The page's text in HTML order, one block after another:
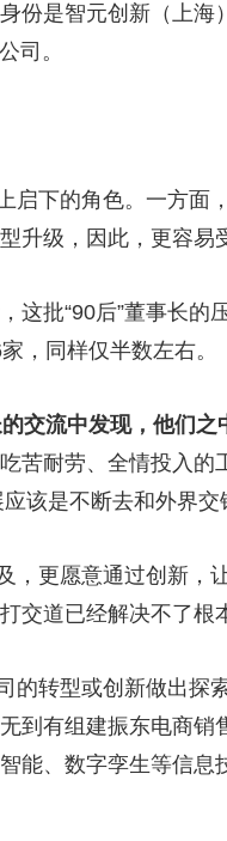
份是智元创新（上
司。
下的角色。一方面
升级，因此，更容易
批“90后”董事长的
，同样仅半数左右。
交流中发现，他们
苦耐劳、全情投入的
该是不断去和外界
更愿意通过创新，
交道已经解决不了
转型或创新做出探
到有组建振东电商
能、数字孪生等信息